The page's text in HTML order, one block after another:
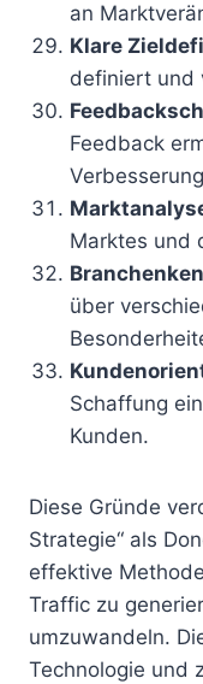
an
Klare
definiert und
Feedback
Marktes und
über
Schaffung
Kunden.
Diese Gründe
Strategie“ als
effektive
Traffic zu
umzuwandeln.
Technologie und